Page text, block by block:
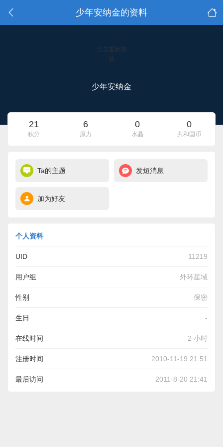
少年安纳金的资料
点击重新加
载
少年安纳金
21
积分
6
原力
0
水晶
0
共和国币
Ta的主题 发短消息
加为好友
个人资料
UID 11219
用户组 外环星域
性别 保密
生日 -
在线时间 2 小时
注册时间 2010-11-19 21:51
最后访问 2011-8-20 21:41